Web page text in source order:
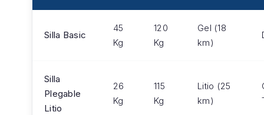
Silla Basic
45
Kg
120
Kg
Gel (18
km)
Silla
Plegable
Litio
26
Kg
115
Kg
Litio (25
km)